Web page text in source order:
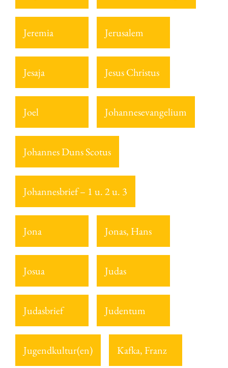
Jeremia Jerusalem
Jesaja Jesus Christus
Joel Johannesevangelium
Johannes Duns Scotus
Johannesbrief – 1 u. 2 u. 3
Jona Jonas, Hans
Josua Judas
Judasbrief Judentum
Jugendkultur(en) Kafka, Franz